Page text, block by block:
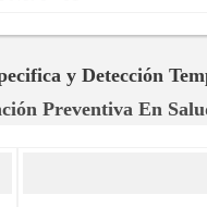
y Detección
Preventiva En